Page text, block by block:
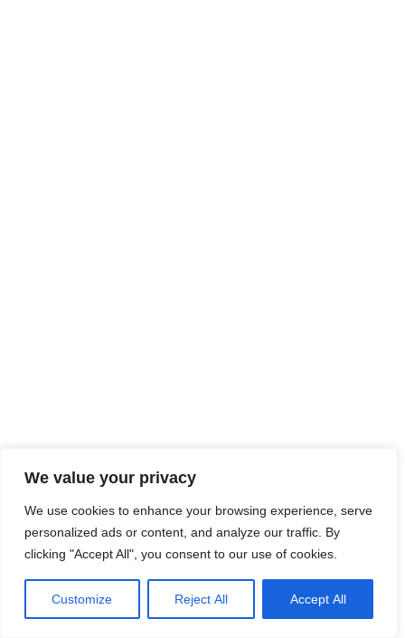
We value your privacy
We use cookies to enhance your browsing experience, serve
personalized ads or content, and analyze our traffic. By
clicking "Accept All", you consent to our use of cookies.
Customize Reject All Accept All